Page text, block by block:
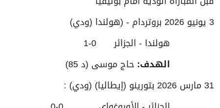
3 يونيو 2026 بروتردام - (هولندا (ودي)
هولندا - الجزائر 0-1
الهدف: حاج موسى (د 85)
31 مارس 2026 بتورينو (إيطاليا) (ودي) :